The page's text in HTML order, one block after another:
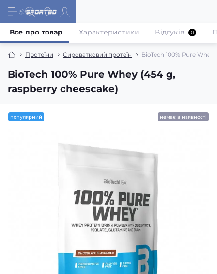
Протеїни Сироватковий протеїн BioTech 100% Pure
BioTech 100% Pure Whey (454 g,
raspberry cheescake)
Все про товар Характеристики Відгуків 0
популярний немає в наявності